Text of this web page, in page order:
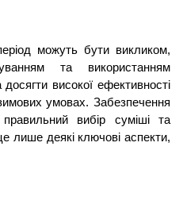
можуть бути викликом,
та використанням
високої ефективності
умовах. Забезпечення
вибір суміші та
лише деякі ключові аспекти,